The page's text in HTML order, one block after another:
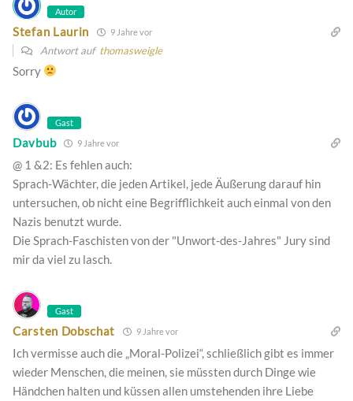
Autor
Stefan Laurin 9 Jahre vor
Antwort auf thomasweigle
Sorry
Gast
Davbub 9 Jahre vor
@ 1 &2: Es fehlen auch:
Sprach-Wächter, die jeden Artikel, jede Äußerung darauf hin
untersuchen, ob nicht eine Begrifflichkeit auch einmal von den
Nazis benutzt wurde.
Die Sprach-Faschisten von der "Unwort-des-Jahres" Jury sind
mir da viel zu lasch.
Gast
Carsten Dobschat 9 Jahre vor
Ich vermisse auch die „Moral-Polizei“, schließlich gibt es immer
wieder Menschen, die meinen, sie müssten durch Dinge wie
Händchen halten und küssen allen umstehenden ihre Liebe